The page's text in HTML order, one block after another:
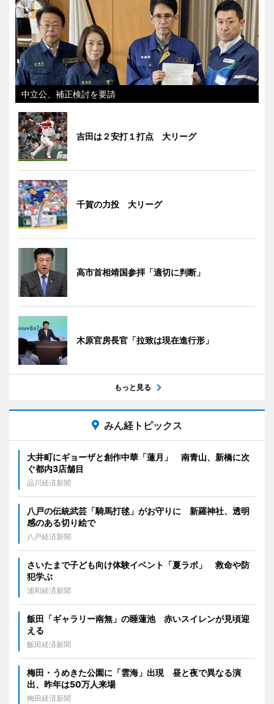
中立公、補正検討を要請
吉田は２安打１打点 大リーグ
千賀の力投 大リーグ
高市首相靖国参拝「適切に判断」
木原官房長官「拉致は現在進行形」
もっと見る
みん経トピックス
大井町にギョーザと創作中華「蓮月」 南青山、新橋に次
ぐ都内3店舗目
品川経済新聞
八戸の伝統武芸「騎馬打毬」がお守りに 新羅神社、透明
感のある切り絵で
八戸経済新聞
さいたまで子ども向け体験イベント「夏ラボ」 救命や防
犯学ぶ
浦和経済新聞
飯田「ギャラリー南無」の睡蓮池 赤いスイレンが見頃迎
える
飯田経済新聞
梅田・うめきた公園に「雲海」出現 昼と夜で異なる演
出、昨年は50万人来場
梅田経済新聞